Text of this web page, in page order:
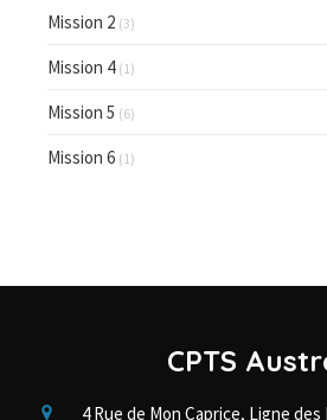
Mission 2 (3)
Mission 4 (1)
Mission 5 (6)
Mission 6 (1)
CPTS
4 Rue de Mon Caprice, Ligne des